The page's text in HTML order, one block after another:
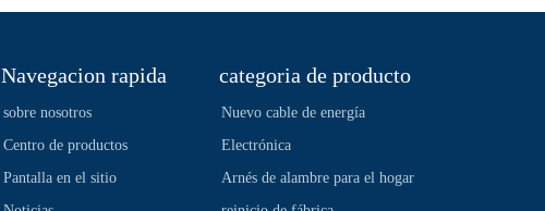
Navegacion rapida
sobre nosotros
Centro de productos
Pantalla en el sitio
categoria de producto
Nuevo cable de energía
Electrónica
Arnés de alambre para el hogar